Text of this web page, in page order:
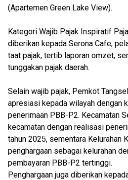
(Apartemen Green Lake View).
Kategori Wajib Pajak Inspiratif
diberikan kepada Serona Cafe,
taat pajak, tertib laporan omzet,
tunggakan pajak daerah.
Selain wajib pajak, Pemkot
apresiasi kepada wilayah dengan
penerimaan PBB-P2. Kecamatan
kecamatan dengan realisasi
tahun 2025, sementara Kelurahan
penghargaan sebagai kelurahan
pembayaran PBB-P2 tertinggi.
Penghargaan juga diberikan